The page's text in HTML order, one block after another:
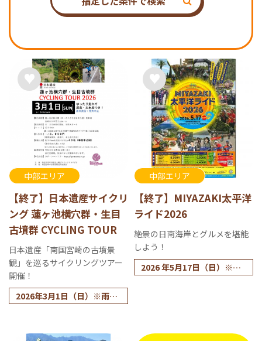
中部エリア
【終了】日本遺産サイクリ
ング 蓮ヶ池横穴群・生目
古墳群 CYCLING TOUR
日本遺産「南国宮崎の古墳景
観」を巡るサイクリングツアー
開催！
2026年3月1日（日）※雨天
日(木) ～2026年1月31日(土)
中部エリア
【終了】MIYAZAKI太平洋
ライド2026
絶景の日南海岸とグルメを堪能
しよう！
2026 年5月17日（日）※エ